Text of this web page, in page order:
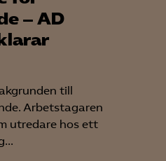
– AD
till
Arbetstagaren
utredare hos ett